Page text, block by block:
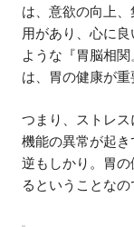
は、意欲の向上
用があり、心に
ような『胃脳相
は、胃の健康が重
つまり、ストレ
機能の異常が起
逆もしかり。胃
るということなの